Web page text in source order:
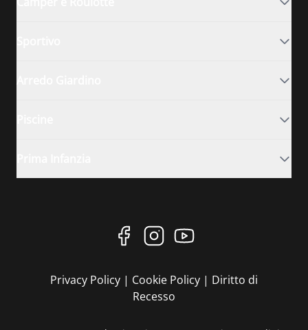
Privacy Policy | Cookie Policy | Diritto di
Recesso